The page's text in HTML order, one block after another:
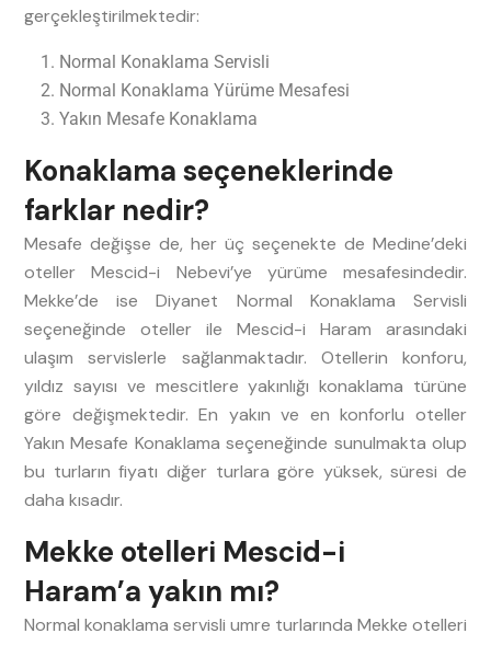
gerçekleştirilmektedir:
Normal Konaklama Servisli
Normal Konaklama Yürüme Mesafesi
Yakın Mesafe Konaklama
Konaklama seçeneklerinde
farklar nedir?
Mesafe değişse de, her üç seçenekte de Medine’deki
oteller Mescid-i Nebevi’ye yürüme mesafesindedir.
Mekke’de ise Diyanet Normal Konaklama Servisli
seçeneğinde oteller ile Mescid-i Haram arasındaki
ulaşım servislerle sağlanmaktadır. Otellerin konforu,
yıldız sayısı ve mescitlere yakınlığı konaklama türüne
göre değişmektedir. En yakın ve en konforlu oteller
Yakın Mesafe Konaklama seçeneğinde sunulmakta olup
bu turların fiyatı diğer turlara göre yüksek, süresi de
daha kısadır.
Mekke otelleri Mescid-i
Haram’a yakın mı?
Normal konaklama servisli umre turlarında Mekke otelleri